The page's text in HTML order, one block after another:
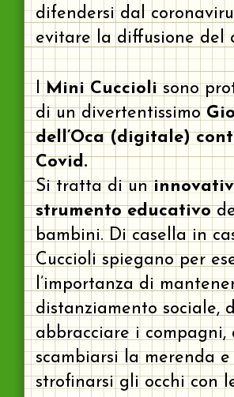
difendersi dal
evitare la diffusione del
IMini Cucciolisono
di un divertentissimo
dell’Oca (digitale)
Covid.
Si tratta di un
strumento educativo
bambini. Di casella in
Cuccioli spiegano per
l’importanza di
distanziamento sociale,
abbracciare i compagni,
scambiarsi la merenda
strofinarsi gli occhi con